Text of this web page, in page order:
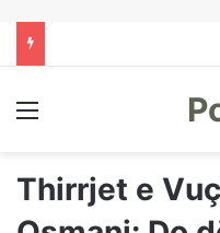
Menu
Thirrjet e